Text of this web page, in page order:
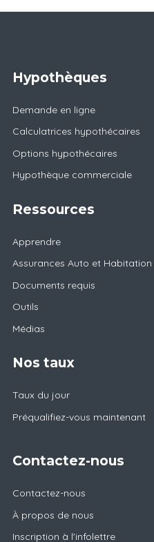
Hypothèques
Demande en ligne
Calculatrices hypothécaires
Options hypothécaires
Hypothèque commerciale
Ressources
Apprendre
Assurances Auto et Habitation
Documents requis
Outils
Médias
Nos taux
Taux du jour
Préqualifiez-vous maintenant
Contactez-nous
Contactez-nous
À propos de nous
Inscription à l'infolettre